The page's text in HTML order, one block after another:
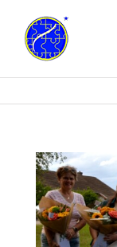
View
Larger
Image